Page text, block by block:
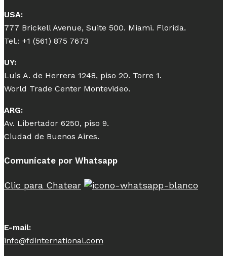
USA:
777 Brickell Avenue, Suite 500. Miami. Florida.
Tel.: +1 (561) 875 7673
UY:
Luis A. de Herrera 1248, piso 20. Torre 1.
World Trade Center Montevideo.
ARG:
Av. Libertador 6250, piso 9.
Ciudad de Buenos Aires.
Comunícate por Whatsapp
Clic para Chatear
E-mail:
info@fdinternational.com